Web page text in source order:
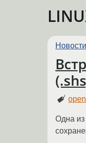
Новости
Одна из